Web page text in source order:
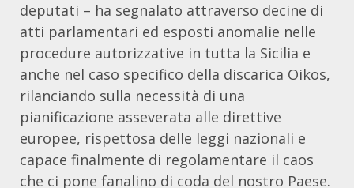
deputati – ha segnalato attraverso decine di
atti parlamentari ed esposti anomalie nelle
procedure autorizzative in tutta la Sicilia e
anche nel caso specifico della discarica Oikos,
rilanciando sulla necessità di una
pianificazione asseverata alle direttive
europee, rispettosa delle leggi nazionali e
capace finalmente di regolamentare il caos
che ci pone fanalino di coda del nostro Paese.